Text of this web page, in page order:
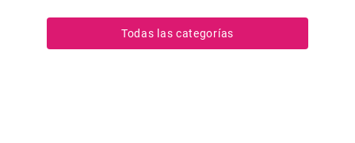
Todas las categorías